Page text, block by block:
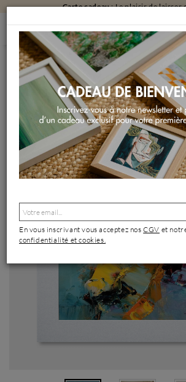
Carte cadeau: Le plaisir de laisser
PEINTURES PEINTURES PAR FORMAT
18 - ABSTRACT
Peinture 18 - Abstract par Castan Daniel |
En vous inscrivant vous acceptez nosCGV et
confidentialité et cookies.